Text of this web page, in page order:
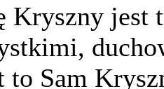
jest
to Sam